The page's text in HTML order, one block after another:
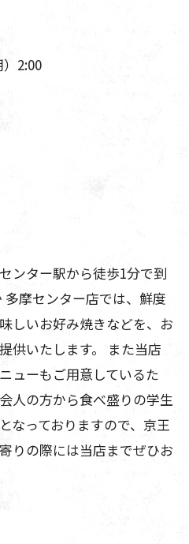
2:00
ンター駅から徒歩1分で到
摩センター店では、鮮度
しいお好み焼きなどを、お
供いたします。 また当店
ューもご用意しているた
人の方から食べ盛りの学生
なっておりますので、京王
りの際には当店までぜひお